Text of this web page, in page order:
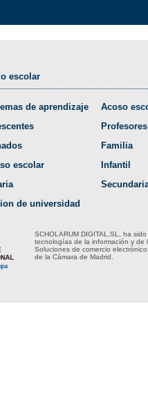
escolar
de aprendizaje
escolar
de universidad
Acoso
Profesores
Familia
Infantil
SCHOLARUM DIGITAL,SL, ha
tecnologías de la información y de
Soluciones de comercio
de la Cámara de Madrid.